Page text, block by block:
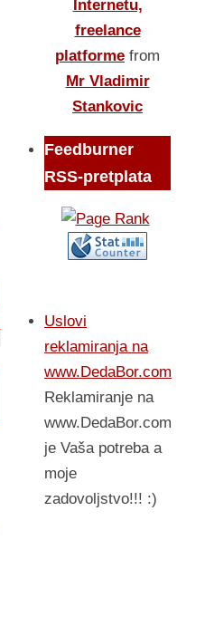
Internetu,
freelance
platforme from
Mr Vladimir
Stankovic
Feedburner
RSS-pretplata
Uslovi
reklamiranja na
www.DedaBor.com
Reklamiranje na
www.DedaBor.com
je Vaša potreba a
moje
zadovoljstvo!!! :)